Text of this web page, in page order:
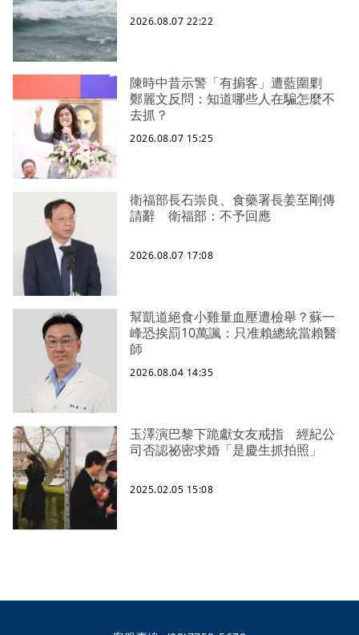
2026.08.07 22:22
陳時中昔示警「有掮客」遭藍圍剿
鄭麗文反問：知道哪些人在騙怎麼不
去抓？
2026.08.07 15:25
衛福部長石崇良、食藥署長姜至剛傳
請辭 衛福部：不予回應
2026.08.07 17:08
幫凱道絕食小雞量血壓遭檢舉？蘇一
峰恐挨罰10萬諷：只准賴總統當賴醫
師
2026.08.04 14:35
玉澤演巴黎下跪獻女友戒指 經紀公
司否認祕密求婚「是慶生抓拍照」
2025.02.05 15:08